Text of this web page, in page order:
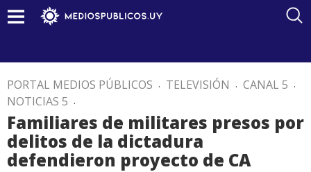
PORTAL MEDIOS PÚBLICOS . TELEVISIÓN . CANAL 5 .
NOTICIAS 5 .
Familiares de militares presos por
delitos de la dictadura
defendieron proyecto de CA